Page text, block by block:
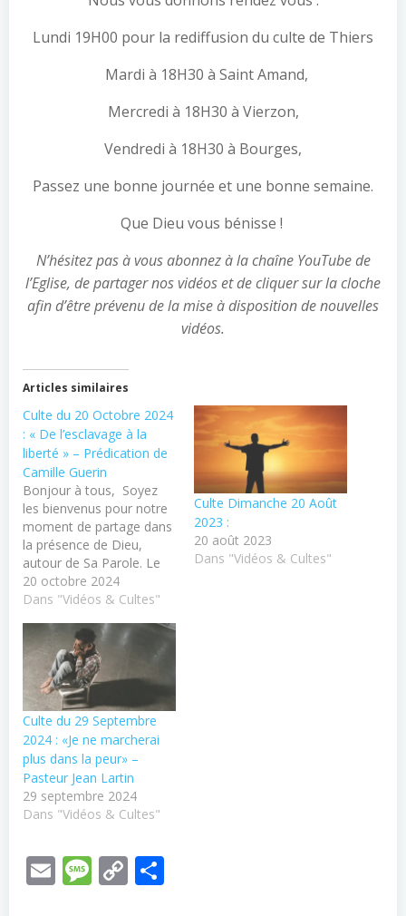
Lundi 19H00 pour la rediffusion du culte de Thiers
Mardi à 18H30 à Saint Amand,
Mercredi à 18H30 à Vierzon,
Vendredi à 18H30 à Bourges,
Passez une bonne journée et une bonne semaine.
Que Dieu vous bénisse !
N’hésitez pas à vous abonnez à la chaîne YouTube de
l’Eglise, de partager nos vidéos et de cliquer sur la cloche
afin d’être prévenu de la mise à disposition de nouvelles
vidéos.
Articles similaires
Culte du 20 Octobre 2024
: « De l’esclavage à la
liberté » – Prédication de
Camille Guerin
Bonjour à tous, Soyez
les bienvenus pour notre
moment de partage dans
la présence de Dieu,
autour de Sa Parole. Le
culte se déroule en direct
dans l'église de Bourges,
de louanges. Vous pouvez
contacter le pasteur ou
consulter nos autres
ressources disponibles
sur notre…
20 octobre 2024
Dans "Vidéos & Cultes"
Culte Dimanche 20 Août
2023 :
20 août 2023
Dans "Vidéos & Cultes"
Culte du 29 Septembre
2024 : «Je ne marcherai
plus dans la peur» –
Pasteur Jean Lartin
29 septembre 2024
Dans "Vidéos & Cultes"
EmailMessage
Copy
Link